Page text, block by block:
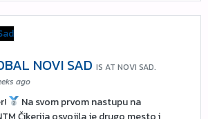
NOVI SAD IS AT NOVI SAD.
ago
Na svom prvom nastupu na